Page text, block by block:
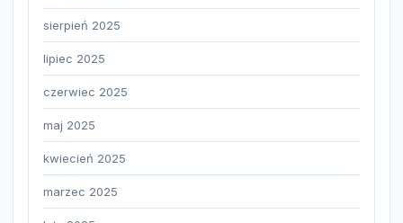
sierpień 2025
lipiec 2025
czerwiec 2025
maj 2025
kwiecień 2025
marzec 2025